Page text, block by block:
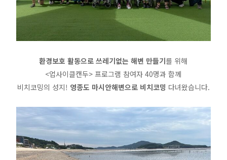
환경보호 활동으로 쓰레기없는 해변 만들기를 위해
<업사이클캔두> 프로그램 참여자 40명과 함께
비치코밍의 성지! 영종도 마시안해변으로 비치코밍 다녀왔습니다.